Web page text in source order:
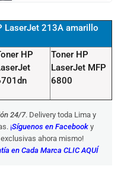
LaserJet 213A amarillo
HP
Toner HP
LaserJet MFP
6800
24/7. Delivery toda Lima y
¡Síguenos en Facebook y
ahora mismo!
en Cada Marca CLIC AQUÍ